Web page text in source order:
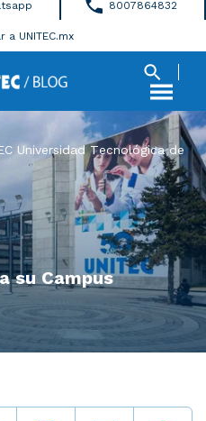
8007864832
a UNITEC.mx
Universidad Tecnológica de
su Campus